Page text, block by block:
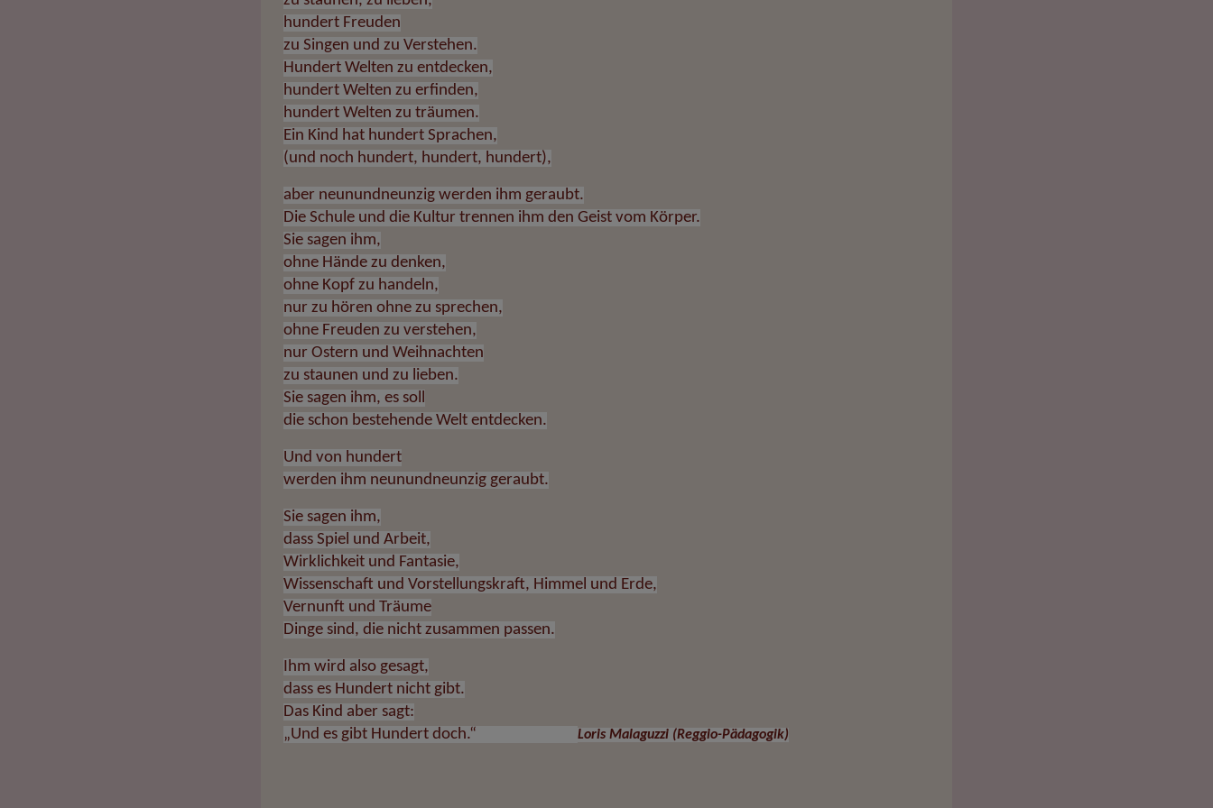
hundert Freuden
zu Singen und zu Verstehen.
Hundert Welten zu entdecken,
hundert Welten zu erfinden,
hundert Welten zu träumen.
Ein Kind hat hundert Sprachen,
(und noch hundert, hundert, hundert),
aber neunundneunzig werden ihm geraubt.
Die Schule und die Kultur trennen ihm den Geist vom Körper.
Sie sagen ihm,
ohne Hände zu denken,
ohne Kopf zu handeln,
nur zu hören ohne zu sprechen,
ohne Freuden zu verstehen,
nur Ostern und Weihnachten
zu staunen und zu lieben.
Sie sagen ihm, es soll
die schon bestehende Welt entdecken.
Und von hundert
werden ihm neunundneunzig geraubt.
Sie sagen ihm,
dass Spiel und Arbeit,
Wirklichkeit und Fantasie,
Wissenschaft und Vorstellungskraft, Himmel und Erde,
Vernunft und Träume
Dinge sind, die nicht zusammen passen.
Ihm wird also gesagt,
dass es Hundert nicht gibt.
Das Kind aber sagt:
„Und es gibt Hundert doch.“Loris Malaguzzi (Reggio-Pädagogik)